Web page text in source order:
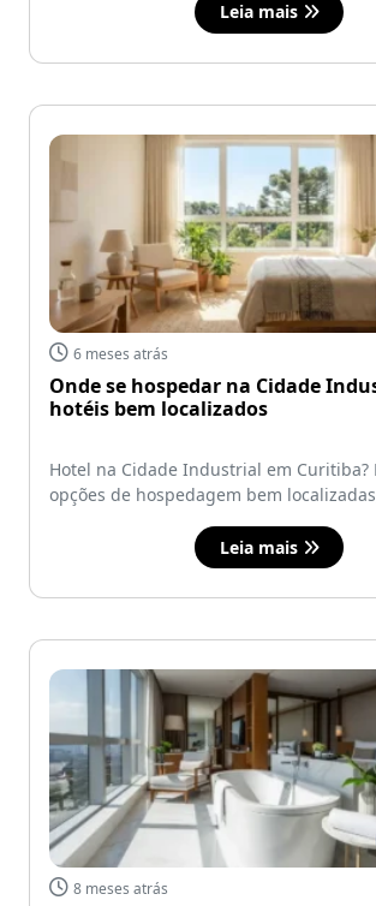
Leia mais
6 meses atrás
Onde se hospedar na Cidade
hotéis bem localizados
Hotel na Cidade Industrial em Curitiba?
opções de hospedagem bem
Leia mais
8 meses atrás